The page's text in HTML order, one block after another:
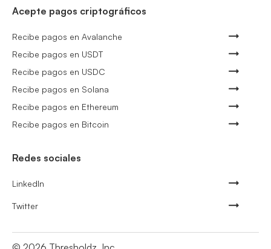
Acepte pagos criptográficos
Recibe pagos en Avalanche
Recibe pagos en USDT
Recibe pagos en USDC
Recibe pagos en Solana
Recibe pagos en Ethereum
Recibe pagos en Bitcoin
Redes sociales
LinkedIn
Twitter